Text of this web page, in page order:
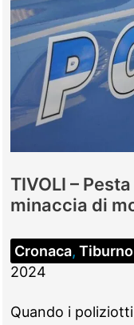
sei
arresti
un
chilo
di
droga
TIVOLI –
minaccia di
Cronaca,
2024
Quando i